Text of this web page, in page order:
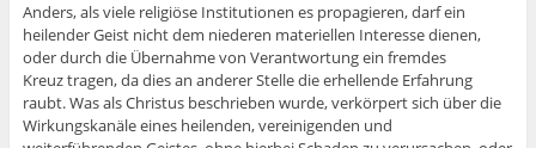
Anders, als viele religiöse Institutionen es propagieren, darf ein
heilender Geist nicht dem niederen materiellen Interesse dienen,
oder durch die Übernahme von Verantwortung ein fremdes
Kreuz tragen, da dies an anderer Stelle die erhellende Erfahrung
raubt. Was als Christus beschrieben wurde, verkörpert sich über die
Wirkungskanäle eines heilenden, vereinigenden und